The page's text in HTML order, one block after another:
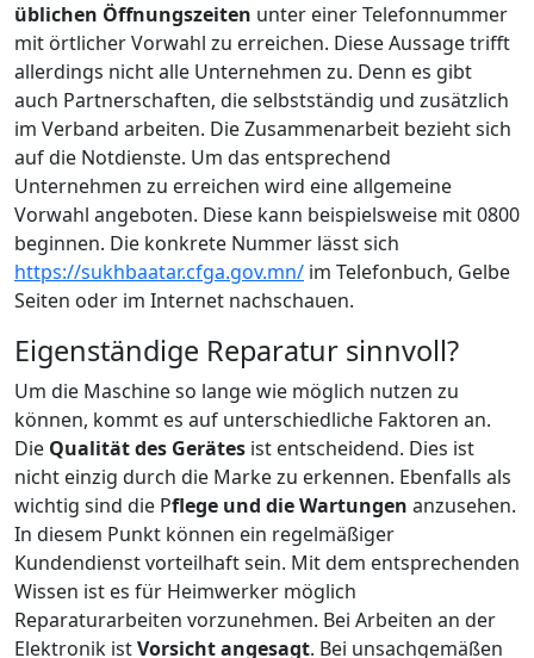
üblichen Öffnungszeiten unter einer Telefonnummer
mit örtlicher Vorwahl zu erreichen. Diese Aussage trifft
allerdings nicht alle Unternehmen zu. Denn es gibt
auch Partnerschaften, die selbstständig und zusätzlich
im Verband arbeiten. Die Zusammenarbeit bezieht sich
auf die Notdienste. Um das entsprechend
Unternehmen zu erreichen wird eine allgemeine
Vorwahl angeboten. Diese kann beispielsweise mit 0800
beginnen. Die konkrete Nummer lässt sich
https://sukhbaatar.cfga.gov.mn/ im Telefonbuch, Gelbe
Seiten oder im Internet nachschauen.
Eigenständige Reparatur sinnvoll?
Um die Maschine so lange wie möglich nutzen zu
können, kommt es auf unterschiedliche Faktoren an.
Die Qualität des Gerätes ist entscheidend. Dies ist
nicht einzig durch die Marke zu erkennen. Ebenfalls als
wichtig sind die Pflege und die Wartungen anzusehen.
In diesem Punkt können ein regelmäßiger
Kundendienst vorteilhaft sein. Mit dem entsprechenden
Wissen ist es für Heimwerker möglich
Reparaturarbeiten vorzunehmen. Bei Arbeiten an der
Elektronik istVorsicht angesagt. Bei unsachgemäßen